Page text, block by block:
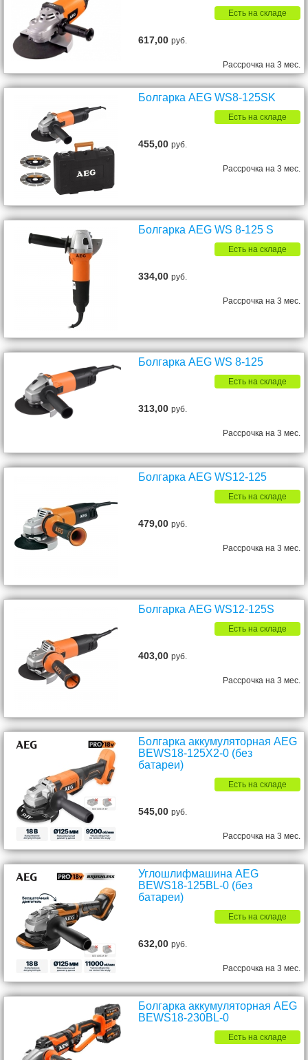
Есть на складе
617,00руб.
Рассрочка на 3 мес.
Болгарка AEG WS8-125SK
Есть на складе
455,00руб.
Рассрочка на 3 мес.
Болгарка AEG WS 8-125 S
Есть на складе
334,00руб.
Рассрочка на 3 мес.
Болгарка AEG WS 8-125
Есть на складе
313,00руб.
Рассрочка на 3 мес.
Болгарка AEG WS12-125
Есть на складе
479,00руб.
Рассрочка на 3 мес.
Болгарка AEG WS12-125S
Есть на складе
403,00руб.
Рассрочка на 3 мес.
Болгарка аккумуляторная AEG
BEWS18-125X2-0 (без
батареи)
Есть на складе
545,00руб.
Рассрочка на 3 мес.
Углошлифмашина AEG
BEWS18-125BL-0 (без
батареи)
Есть на складе
632,00руб.
Рассрочка на 3 мес.
Болгарка аккумуляторная AEG
BEWS18-230BL-0
Есть на складе